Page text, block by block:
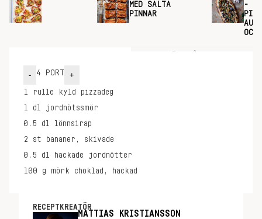
MED SALTA
PINNAR
-
- 4 PORT +
1 rulle
kyld pizzadeg
1 dl
jordnötssmör
0.5 dl
lönnsirap
2 st
bananer, skivade
0.5 dl
hackade jordnötter
100 g mörk choklad, hackad
RECEPTKREATÖR
MATTIAS KRISTIANSSON